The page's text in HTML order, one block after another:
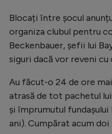
Blocați între șocul
organiza clubul pentru
Beckenbauer, șefii lui
siguri dacă vor reveni
Au făcut-o 24 de ore
atrasă de tot pachetul
și împrumutul fundașului
ani). Cumpărat acum